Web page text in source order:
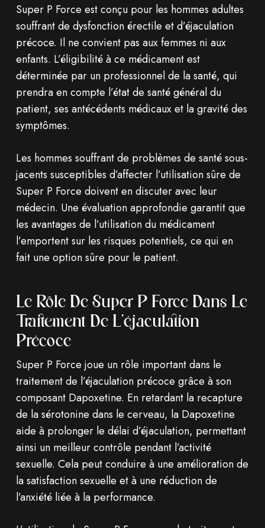
Super P Force est conçu pour les hommes adultes
souffrant de dysfonction érectile et d’éjaculation
précoce. Il ne convient pas aux femmes ni aux
enfants. L’éligibilité à ce médicament est
déterminée par un professionnel de la santé, qui
prendra en compte l’état de santé général du
patient, ses antécédents médicaux et la gravité des
symptômes.
Les hommes souffrant de problèmes de santé sous-
jacents susceptibles d’affecter l’utilisation sûre de
Super P Force doivent en discuter avec leur
médecin. Une évaluation approfondie garantit que
les avantages de l’utilisation du médicament
l’emportent sur les risques potentiels, ce qui en
fait une option sûre pour le patient.
Le Rôle De Super P Force Dans Le
Traitement De L’éjaculation
Précoce
Super P Force joue un rôle important dans le
traitement de l’éjaculation précoce grâce à son
composant Dapoxetine. En retardant la recapture
de la sérotonine dans le cerveau, la Dapoxetine
aide à prolonger le délai d’éjaculation, permettant
ainsi un meilleur contrôle pendant l’activité
sexuelle. Cela peut conduire à une amélioration de
la satisfaction sexuelle et à une réduction de
l’anxiété liée à la performance.